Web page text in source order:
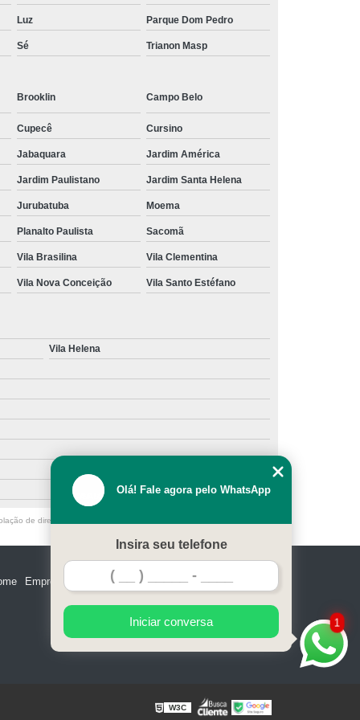
Luz Parque Dom Pedro
Sé Trianon Masp
Brooklin Campo Belo
Cupecê Cursino
Jabaquara Jardim América
Jardim Paulistano Jardim Santa Helena
Jurubatuba Moema
Planalto Paulista Sacomã
Vila Brasilina Vila Clementina
Vila Nova Conceição Vila Santo Estéfano
Vila Helena
de direito autoral – artigo 184 do Código Penal –
Empresa Serviços Contato Mapa do site
1
Olá! Fale agora pelo WhatsApp
Insira seu telefone
Iniciar conversa
W3C